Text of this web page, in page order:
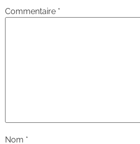
Commentaire *
Nom *